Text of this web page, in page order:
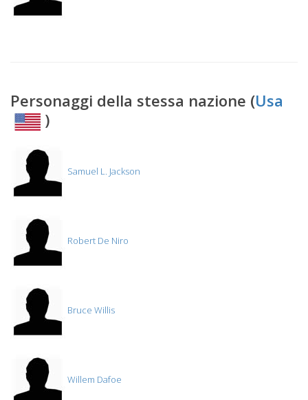
Personaggi della stessa nazione (Usa
)
Samuel L. Jackson
Robert De Niro
Bruce Willis
Willem Dafoe